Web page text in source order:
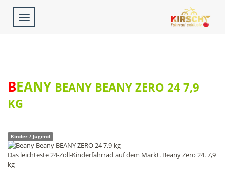
Toggle
navigation
BEANY BEANY BEANY ZERO 24 7,9
KG
Kinder / Jugend
Das leichteste 24-Zoll-Kinderfahrrad auf dem Markt. Beany Zero 24. 7,9
kg